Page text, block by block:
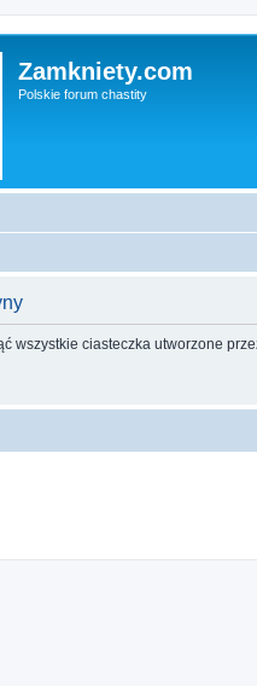
Zamkniety.com
Polskie forum chastity
wszystkie ciasteczka utworzone